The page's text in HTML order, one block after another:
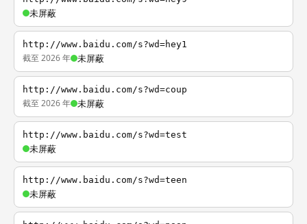
未屏蔽
http://www.baidu.com/s?wd=hey1
截至 2026 年 未屏蔽
http://www.baidu.com/s?wd=coup
截至 2026 年 未屏蔽
http://www.baidu.com/s?wd=test
未屏蔽
http://www.baidu.com/s?wd=teen
未屏蔽